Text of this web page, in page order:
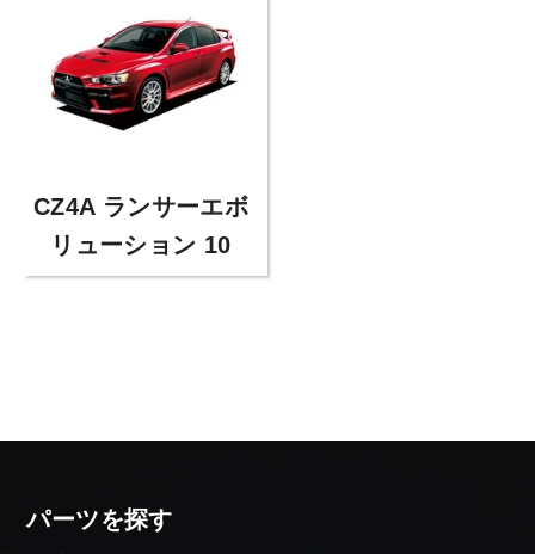
CZ4A ランサーエボ
リューション 10
パーツを探す